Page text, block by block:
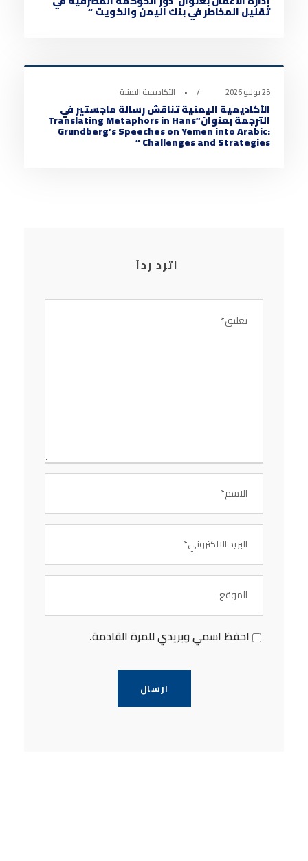
تقليل المخاطر في بنك اليمن والكويت “
25 يوليو 2026 • الأكاديمية اليمنية
الأكاديمية اليمنية تناقش رسالة ماجستير في
الترجمة بعنوان”Translating Metaphors in Hans
Grundberg’s Speeches on Yemen into Arabic:
Challenges and Strategies “
اترد رداً
احفظ اسمي وبريدي للمرة القادمة.